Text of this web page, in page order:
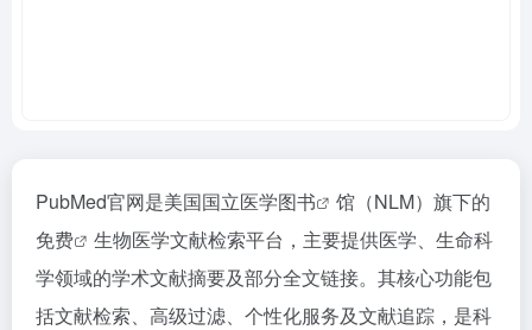
PubMed官网是美国国立医学图书
馆（NLM）旗下的
免费
生物医学文献检索平台，主要提供医学、生命科
学领域的学术文献摘要及部分全文链接。其核心功能包
括文献检索、高级过滤、个性化服务及文献追踪，是科